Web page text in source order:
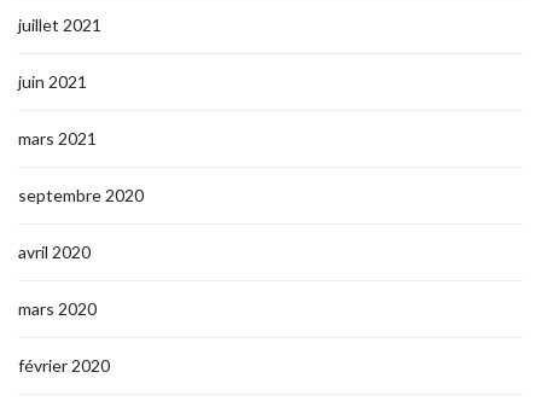
juillet 2021
juin 2021
mars 2021
septembre 2020
avril 2020
mars 2020
février 2020